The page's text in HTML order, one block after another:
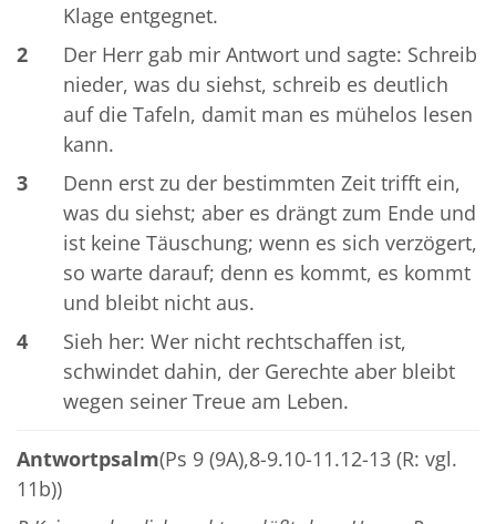
Klage entgegnet.
2
Der Herr gab mir Antwort und sagte: Schreib
nieder, was du siehst, schreib es deutlich
auf die Tafeln, damit man es mühelos lesen
kann.
3
Denn erst zu der bestimmten Zeit trifft ein,
was du siehst; aber es drängt zum Ende und
ist keine Täuschung; wenn es sich verzögert,
so warte darauf; denn es kommt, es kommt
und bleibt nicht aus.
4
Sieh her: Wer nicht rechtschaffen ist,
schwindet dahin, der Gerechte aber bleibt
wegen seiner Treue am Leben.
Antwortpsalm(Ps 9 (9A),8-9.10-11.12-13 (R: vgl.
11b))